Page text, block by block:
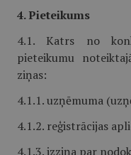
4. Pieteikums
4.1. Katrs no
pieteikumu
ziņas:
4.1.1. uzņēmuma
4.1.2. reģistrācijas
4.1.3. izziņa par